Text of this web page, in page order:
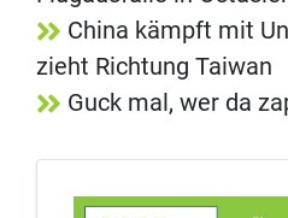
China kämpft mit
zieht Richtung Taiwan
Guck mal, wer da